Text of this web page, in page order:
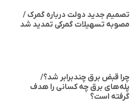
تصمیم جدید دولت درباره گمرک /
مصوبه تسهیلات گمرکی تمدید شد
چرا قبض برق چندبرابر شد؟/
پله‌های برق چه کسانی را هدف
گرفته است؟